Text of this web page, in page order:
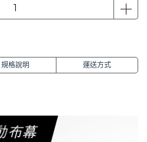
規格說明 運送方式